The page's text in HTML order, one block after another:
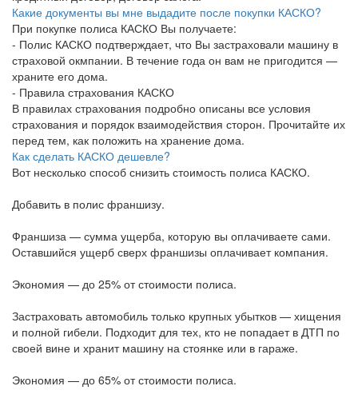
Какие документы вы мне выдадите после покупки КАСКО?
При покупке полиса КАСКО Вы получаете:
- Полис КАСКО подтверждает, что Вы застраховали машину в
страховой окмпании. В течение года он вам не пригодится —
храните его дома.
- Правила страхования КАСКО
В правилах страхования подробно описаны все условия
страхования и порядок взаимодействия сторон. Прочитайте их
перед тем, как положить на хранение дома.
Как сделать КАСКО дешевле?
Вот несколько способ снизить стоимость полиса КАСКО.
Добавить в полис франшизу.
Франшиза — сумма ущерба, которую вы оплачиваете сами.
Оставшийся ущерб сверх франшизы оплачивает компания.
Экономия — до 25% от стоимости полиса.
Застраховать автомобиль только крупных убытков — хищения
и полной гибели. Подходит для тех, кто не попадает в ДТП по
своей вине и хранит машину на стоянке или в гараже.
Экономия — до 65% от стоимости полиса.